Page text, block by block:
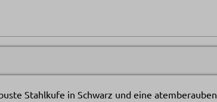
Stahlkufe in Schwarz und eine